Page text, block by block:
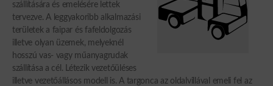
szállítására és emelésére lettek
tervezve. A leggyakoribb alkalmazási
területek a faipar és fafeldolgozás
illetve olyan üzemek, melyeknél
hosszú vas- vagy műanyagrudak
szállítása a cél. Létezik vezetőüléses
illetve vezetőállásos modell is. A targonca az oldalvillával emeli fel az